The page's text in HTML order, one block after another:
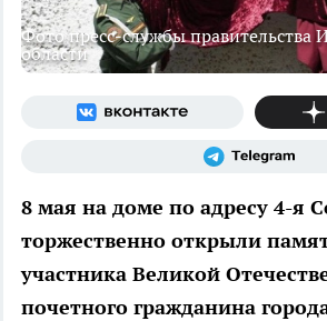
Фото пресс-службы правительства
области
8 мая на доме по адресу 4-я
торжественно открыли
участника Великой
почетного гражданина